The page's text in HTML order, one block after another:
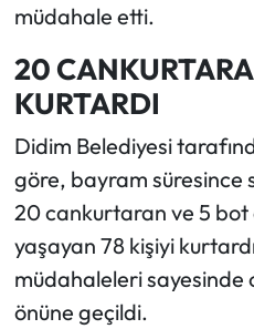
müdahale etti.
20
KURTARDI
Didim Belediyesi
göre, bayram süresince
20 cankurtaran ve 5
yaşayan 78 kişiyi
müdahaleleri sayesinde
önüne geçildi.